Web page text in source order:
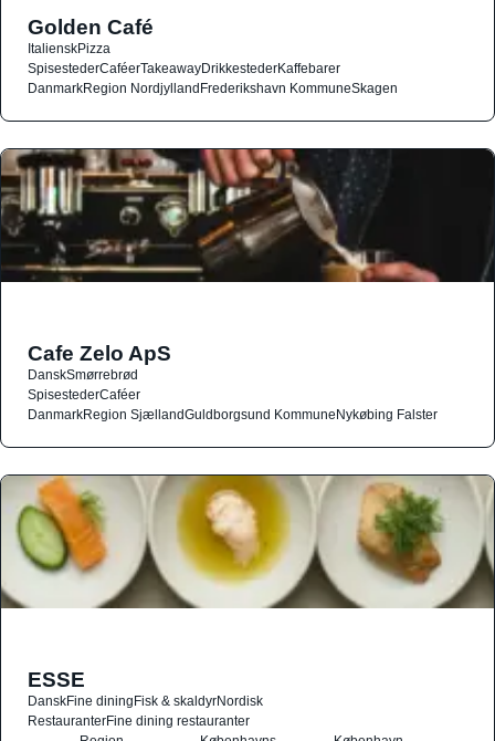
Golden Café
ItalienskPizza
SpisestederCaféerTakeawayDrikkestederKaffebarer
DanmarkRegion NordjyllandFrederikshavn KommuneSkagen
Cafe Zelo ApS
DanskSmørrebrød
SpisestederCaféer
DanmarkRegion SjællandGuldborgsund KommuneNykøbing Falster
ESSE
DanskFine diningFisk & skaldyrNordisk
RestauranterFine dining restauranter